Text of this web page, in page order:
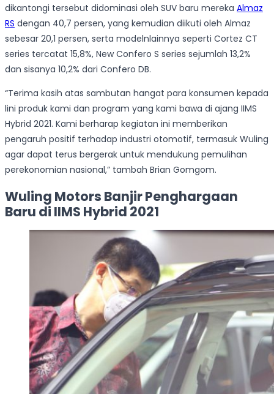
dikantongi tersebut didominasi oleh SUV baru mereka Almaz
RS dengan 40,7 persen, yang kemudian diikuti oleh Almaz
sebesar 20,1 persen, serta modelnlainnya seperti Cortez CT
series tercatat 15,8%, New Confero S series sejumlah 13,2%
dan sisanya 10,2% dari Confero DB.
“Terima kasih atas sambutan hangat para konsumen kepada
lini produk kami dan program yang kami bawa di ajang IIMS
Hybrid 2021. Kami berharap kegiatan ini memberikan
pengaruh positif terhadap industri otomotif, termasuk Wuling
agar dapat terus bergerak untuk mendukung pemulihan
perekonomian nasional,” tambah Brian Gomgom.
Wuling Motors Banjir Penghargaan
Baru di IIMS Hybrid 2021